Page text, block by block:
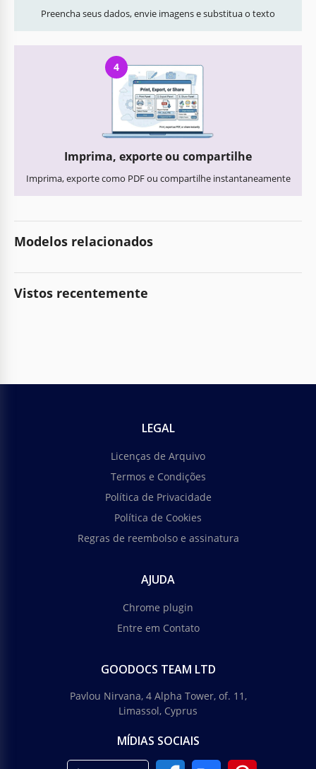
Preencha seus dados, envie imagens e substitua o texto
4
Imprima, exporte ou compartilhe
Imprima, exporte como PDF ou compartilhe instantaneamente
Modelos relacionados
Vistos recentemente
LEGAL
Licenças de Arquivo
Termos e Condições
Política de Privacidade
Política de Cookies
Regras de reembolso e assinatura
AJUDA
Chrome plugin
Entre em Contato
GOODOCS TEAM LTD
Pavlou Nirvana, 4 Alpha Tower, of. 11,
Limassol, Cyprus
MÍDIAS SOCIAIS